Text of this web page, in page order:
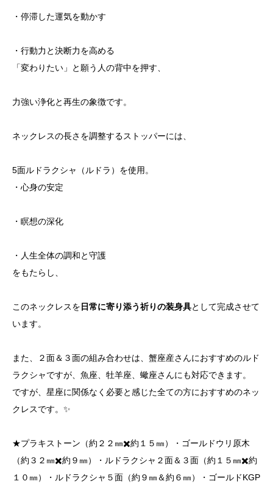
・停滞した運気を動かす
・行動力と決断力を高める
「変わりたい」と願う人の背中を押す、
力強い浄化と再生の象徴です。
ネックレスの長さを調整するストッパーには、
5面ルドラクシャ（ルドラ）を使用。
・心身の安定
・瞑想の深化
・人生全体の調和と守護
をもたらし、
このネックレスを 日常に寄り添う祈りの装身具として完成させて
います。
また、２面＆３面の組み合わせは、蟹座産さんにおすすめのルド
ラクシャですが、魚座、牡羊座、蠍座さんにも対応できます。
ですが、星座に関係なく必要と感じた全ての方におすすめのネッ
クレスです。✨
★プラキストーン（約２２㎜✖️約１５㎜）・ゴールドウリ原木
（約３２㎜✖️約９㎜）・ルドラクシャ２面＆３面（約１５㎜✖️約
１０㎜）・ルドラクシャ５面（約９㎜＆約６㎜）・ゴールドKGP